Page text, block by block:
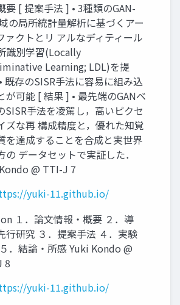
要 [ 提案手法 ] • 3種類のGAN-
の局所統計量解析に基づくアー
ァクトとリ アルなディティール
識別学習(Locally
Learning; LDL)を提
既存のSISR手法に容易に組み込
が可能 [ 結果 ] • 最先端のGANベ
SISR手法を凌駕し，高いピクセ
ズな再 構成精度と，優れた知覚
を達成することを合成と実世界
の データセットで実証した．
@ TTI-J 7
yuki-11.github.io/
１．論文情報・概要 ２．導
行研究 ３．提案手法 ４．実験
．結論・所感 Yuki Kondo @
8
yuki-11.github.io/